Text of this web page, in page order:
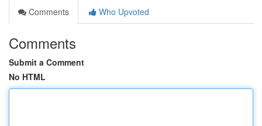
Comments
Who Upvoted
Comments
Submit a Comment
No HTML